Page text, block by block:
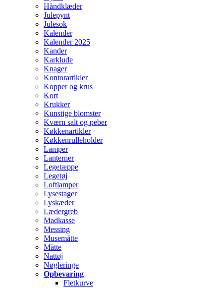
Håndklæder
Julepynt
Julesok
Kalender
Kalender 2025
Kander
Karklude
Knager
Kontorartikler
Kopper og krus
Kort
Krukker
Kunstige blomster
Kværn salt og peber
Køkkenartikler
Køkkenrulleholder
Lamper
Lanterner
Legetæppe
Legetøj
Loftlamper
Lysestager
Lyskæder
Lædergreb
Madkasse
Messing
Musemåtte
Måtte
Nattøj
Nøgleringe
Opbevaring
Fletkurve